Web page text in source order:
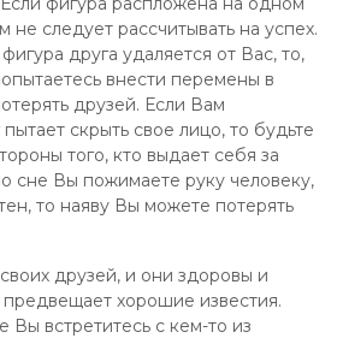
не следует рассчитывать на успех.
друга удаляется от Вас, то,
внести перемены в
друзей. Если Вам
скрыть свое лицо, то будьте
того, кто выдает себя за
сне Вы пожимаете руку человеку,
то наяву Вы можете потерять
друзей, и они здоровы и
предвещает хорошие известия.
Вы встретитесь с кем-то из